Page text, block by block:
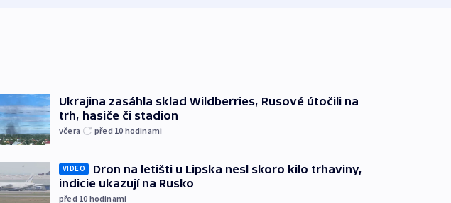
Ukrajina zasáhla sklad Wildberries, Rusové útočili na
trh, hasiče či stadion
včera před 10 hodinami
VIDEO
Dron na letišti u Lipska nesl skoro kilo trhaviny,
indicie ukazují na Rusko
před 10 hodinami